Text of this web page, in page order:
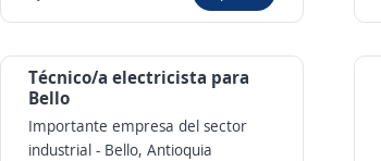
Técnico/a electricista para
Bello
Importante empresa del sector
industrial - Bello, Antioquia